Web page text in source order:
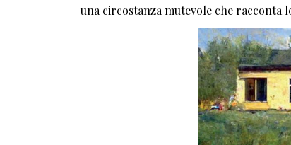
una circostanza mutevole che racconta